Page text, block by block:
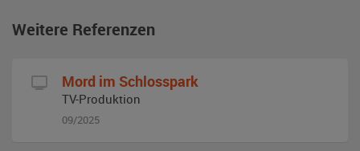
Weitere Referenzen
Mord im Schlosspark
TV-Produktion
09/2025